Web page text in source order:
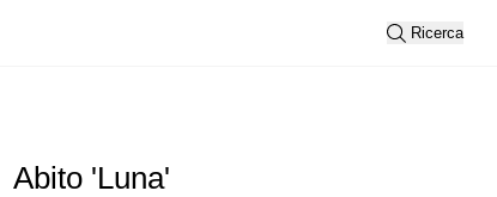
Ricerca
Abito 'Luna'